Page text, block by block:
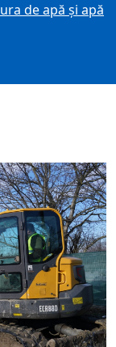
de apă și apă